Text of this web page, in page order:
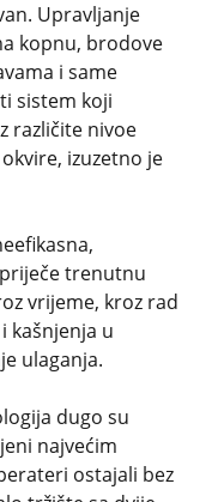
Upravljanje
kopnu, brodove
i same
sistem koji
različite nivoe
izuzetno je
trenutnu
vrijeme, kroz rad
kašnjenja u
ulaganja.
dugo su
najvećim
ostajali bez